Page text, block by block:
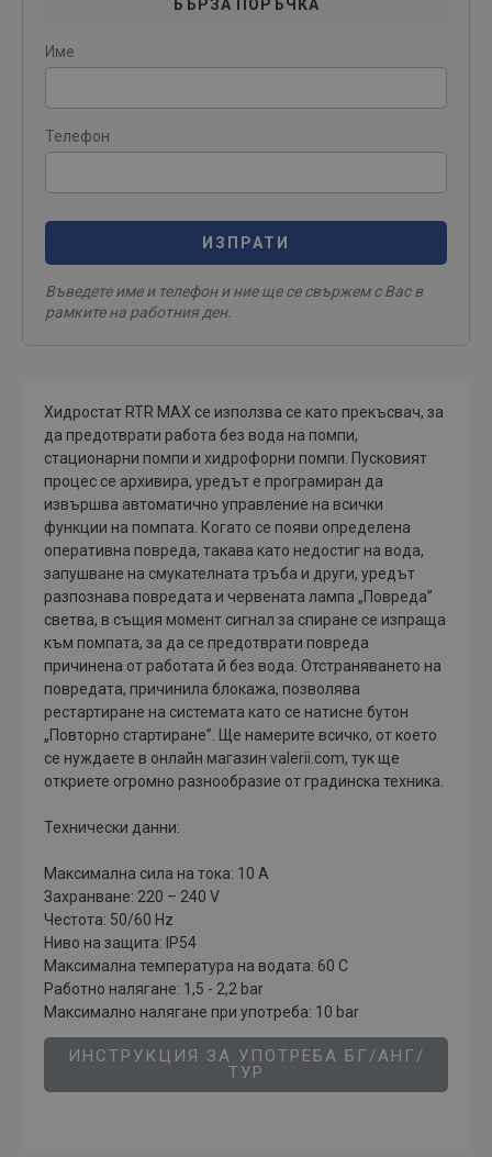
БЪРЗА ПОРЪЧКА
Име
Телефон
ИЗПРАТИ
Въведете име и телефон и ние ще се свържем с Вас в
рамките на работния ден.
Хидростат RTR MAX се използва се като прекъсвач, за
да предотврати работа без вода на помпи,
стационарни помпи и хидрофорни помпи. Пусковият
процес се архивира, уредът е програмиран да
извършва автоматично управление на всички
функции на помпата. Когато се появи определена
оперативна повреда, такава като недостиг на вода,
запушване на смукателната тръба и други, уредът
разпознава повредата и червената лампа „Повреда”
светва, в същия момент сигнал за спиране се изпраща
към помпата, за да се предотврати повреда
причинена от работата й без вода. Отстраняването на
повредата, причинила блокажа, позволява
рестартиране на системата като се натисне бутон
„Повторно стартиране”. Ще намерите всичко, от което
се нуждаете в онлайн магазин valerii.com, тук ще
откриете огромно разнообразие от градинска техника.
Технически данни:
Максимална сила на тока: 10 A
Захранване: 220 – 240 V
Честота: 50/60 Hz
Ниво на защита: IP54
Максимална температура на водата: 60 C
Работно налягане: 1,5 - 2,2 bar
Максимално налягане при употреба: 10 bar
ИНСТРУКЦИЯ ЗА УПОТРЕБА БГ/АНГ/
ТУР